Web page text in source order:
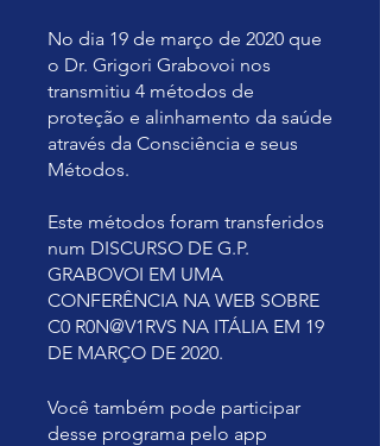
No dia 19 de março de 2020 que
o Dr. Grigori Grabovoi nos
transmitiu 4 métodos de
proteção e alinhamento da saúde
através da Consciência e seus
Métodos.
Este métodos foram transferidos
num DISCURSO DE G.P.
GRABOVOI EM UMA
CONFERÊNCIA NA WEB SOBRE
C0 R0N@V1RVS NA ITÁLIA EM 19
DE MARÇO DE 2020.
Você também pode participar
desse programa pelo app